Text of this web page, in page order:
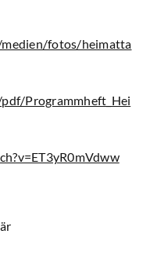
fotos/heimatta
Programmheft_Hei